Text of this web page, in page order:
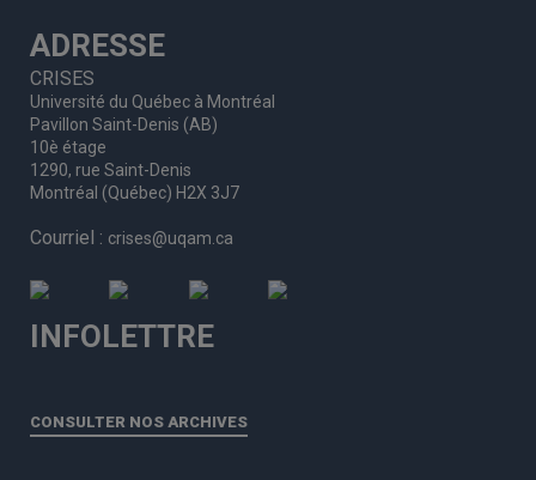
ADRESSE
CRISES
Université du Québec à Montréal
Pavillon Saint-Denis (AB)
10è étage
1290, rue Saint-Denis
Montréal (Québec) H2X 3J7
Courriel : crises@uqam.ca
INFOLETTRE
CONSULTER NOS ARCHIVES